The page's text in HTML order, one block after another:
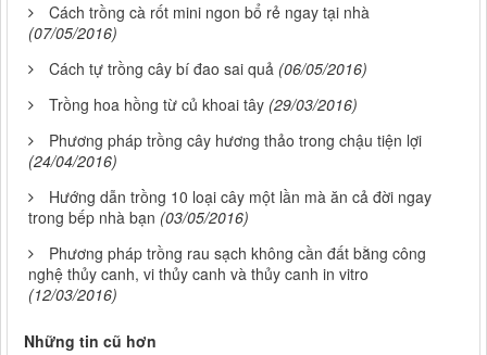
Cách trồng cà rốt mini ngon bổ rẻ ngay tại nhà
(07/05/2016)
Cách tự trồng cây bí đao sai quả (06/05/2016)
Trồng hoa hồng từ củ khoai tây (29/03/2016)
Phương pháp trồng cây hương thảo trong chậu tiện lợi
(24/04/2016)
Hướng dẫn trồng 10 loại cây một lần mà ăn cả đời ngay
trong bếp nhà bạn (03/05/2016)
Phương pháp trồng rau sạch không cần đất bằng công
nghệ thủy canh, vi thủy canh và thủy canh in vitro
(12/03/2016)
Những tin cũ hơn